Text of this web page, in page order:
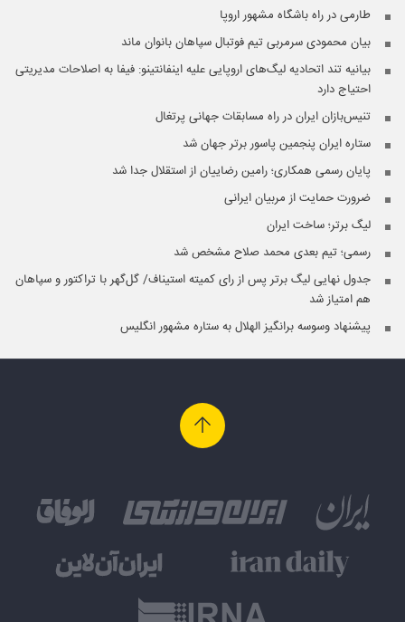
طارمی در راه باشگاه مشهور اروپا
بیان محمودی سرمربی تیم فوتبال سپاهان بانوان ماند
بیانیه تند اتحادیه لیگ‌های اروپایی علیه اینفانتینو: فیفا به اصلاحات مدیریتی
احتیاج دارد
تنیس‌بازان ایران در راه مسابقات جهانی پرتغال
ستاره ایران پنجمین پاسور برتر جهان شد
پایان رسمی همکاری؛ رامین رضاییان از استقلال جدا شد
ضرورت حمایت از مربیان ایرانی
لیگ برتر؛ ساخت ایران
رسمی؛ تیم بعدی محمد صلاح مشخص شد
جدول نهایی لیگ برتر پس از رای کمیته استیناف/ گل‌گهر با تراکتور و سپاهان
هم امتیاز شد
پیشنهاد وسوسه برانگیز الهلال به ستاره مشهور انگلیس